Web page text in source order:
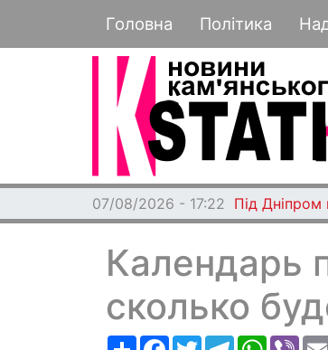
Основная
Головна Політика
07/08/2026 - 17:22 Під Дніпром
Календарь
сколько
РесурсFacebook
TwitterTelegram